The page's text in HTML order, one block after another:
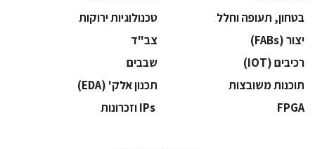
בטחון, תעופה וחלל
‫טכנולוגיות ירוקות‬
‫יצור (‪(FABs‬‬
‫צב"ד‬
‫רכיבים‬ (IOT)
‫שבבים‬
‫תוכנות משובצות‬
‫תכנון אלק' (‪(EDA‬‬
‫‪FPGA‬‬